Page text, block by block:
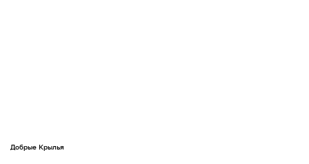
Добрые Крылья